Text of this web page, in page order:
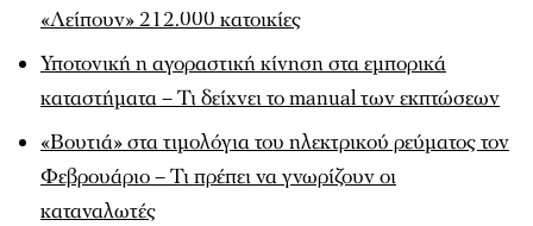
«Λείπουν» 212.000 κατοικίες
Υποτονική η αγοραστική κίνηση στα εμπορικά
καταστήματα – Τι δείχνει το manual των εκπτώσεων
«Βουτιά» στα τιμολόγια του ηλεκτρικού ρεύματος τον
Φεβρουάριο – Τι πρέπει να γνωρίζουν οι
καταναλωτές